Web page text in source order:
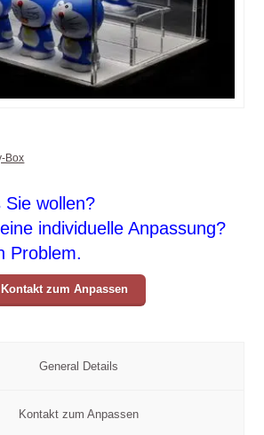
Box
Sie wollen?
individuelle Anpassung?
Problem.
Kontakt zum Anpassen
General Details
Kontakt zum Anpassen